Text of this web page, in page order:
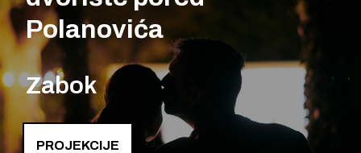
Polanovića
Zabok
PROJEKCIJE